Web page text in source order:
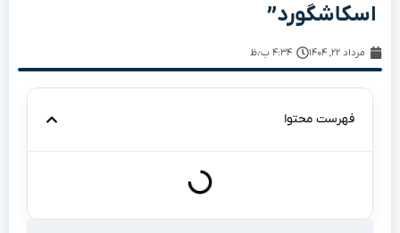
اسکاشگورد”
مرداد ۲۲, ۱۴۰۴ ۴:۳۴ ب٫ظ
فهرست محتوا